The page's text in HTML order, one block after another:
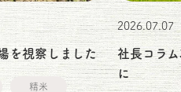
を視察しました
精米
2026.07.07
社長コラ
に